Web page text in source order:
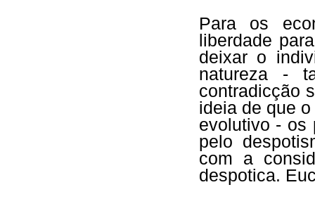
Para os
liberdade
deixar o
natureza -
contradicção
ideia de que
evolutivo - os
pelo
com a
despotica.